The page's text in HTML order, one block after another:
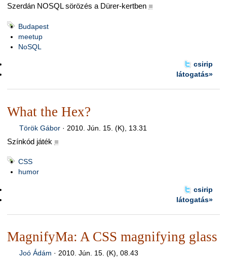
Szerdán NOSQL sörözés a Dürer-kertben ■
Budapest
meetup
NoSQL
csirip
látogatás»
What the Hex?
Török Gábor· 2010. Jún. 15. (K), 13.31
Színkód játék ■
CSS
humor
csirip
látogatás»
MagnifyMa: A CSS magnifying glass
Joó Ádám · 2010. Jún. 15. (K), 08.43